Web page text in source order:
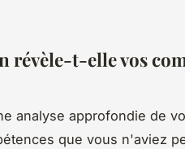
révèle-t-elle vos
analyse approfondie de
que vous n'aviez